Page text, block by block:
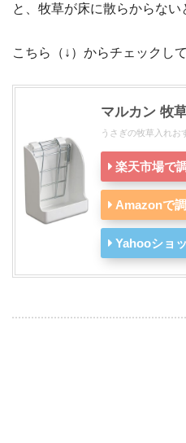
と、牧草が床に散らからない
こちら（↓）からチェックし
マルカン 牧
うさぎの牧草入れお
楽天市場で
Amazonで
Yahooショ